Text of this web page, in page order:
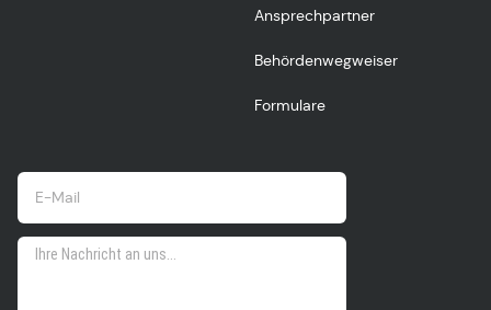
Ansprechpartner
Behördenwegweiser
Formulare